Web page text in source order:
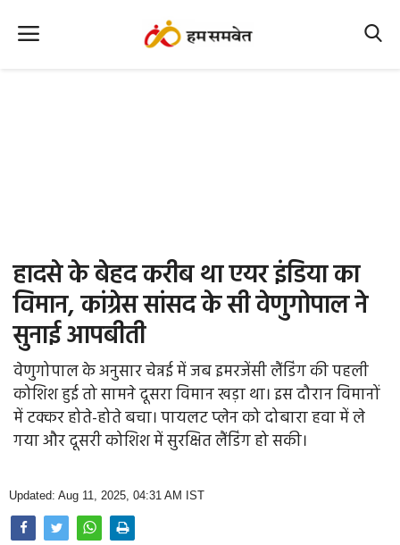
Office Office
Political Gossips
Farm & Food
Opinion
Health & Lifestyle
Photo Gallery
Home
हादसे के बेहद करीब था एयर इंडिया का
विमान, कांग्रेस सांसद के सी वेणुगोपाल ने
सुनाई आपबीती
वेणुगोपाल के अनुसार चेन्नई में जब इमरजेंसी लैंडिंग की पहली
कोशिश हुई तो सामने दूसरा विमान खड़ा था। इस दौरान विमानों
में टक्कर होते-होते बचा। पायलट प्लेन को दोबारा हवा में ले
गया और दूसरी कोशिश में सुरक्षित लैंडिंग हो सकी।
Updated: Aug 11, 2025, 04:31 AM IST